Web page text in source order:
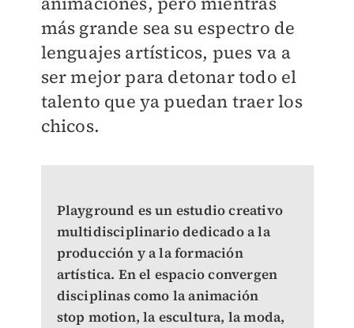
más grande sea su espectro de
lenguajes artísticos, pues va a
ser mejor para detonar todo el
talento que ya puedan traer los
chicos.
Playground es un estudio creativo
multidisciplinario dedicado a la
producción y a la formación
artística. En el espacio convergen
disciplinas como la animación
stop motion, la escultura, la moda,